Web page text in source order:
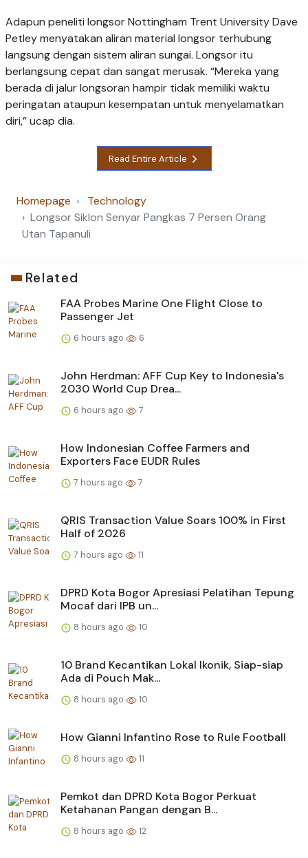
Adapun peneliti longsor Nottingham Trent University Dave
Petley menyatakan aliran material longsor terhubung
langsung dengan sistem aliran sungai. Longsor itu
berlangsung cepat dan sangat merusak. “Mereka yang
berada di jalur longsoran hampir tidak memiliki waktu
peringatan ataupun kesempatan untuk menyelamatkan
diri,” ucap dia.
Read Entire Article
Homepage
Technology
Longsor Siklon Senyar Pangkas 7 Persen Orang
Utan Tapanuli
Related
FAA Probes Marine One Flight Close to
Passenger Jet
6 hours ago 6
John Herdman: AFF Cup Key to Indonesia's
2030 World Cup Drea...
6 hours ago 7
How Indonesian Coffee Farmers and
Exporters Face EUDR Rules
7 hours ago 7
QRIS Transaction Value Soars 100% in First
Half of 2026
7 hours ago 11
DPRD Kota Bogor Apresiasi Pelatihan Tepung
Mocaf dari IPB un...
8 hours ago 10
10 Brand Kecantikan Lokal Ikonik, Siap-siap
Ada di Pouch Mak...
8 hours ago 10
How Gianni Infantino Rose to Rule Football
8 hours ago 11
Pemkot dan DPRD Kota Bogor Perkuat
Ketahanan Pangan dengan B...
8 hours ago 12